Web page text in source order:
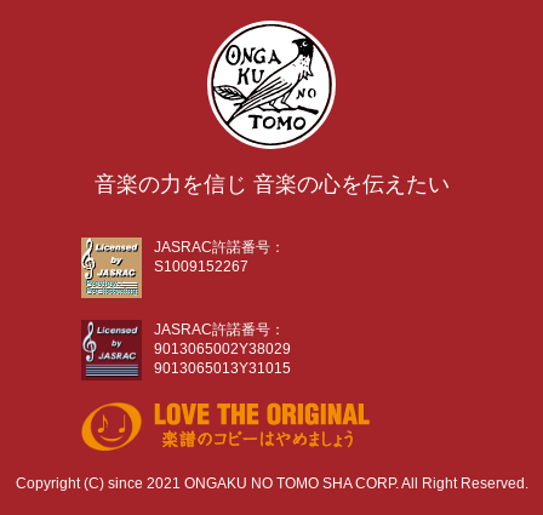
音楽の力を信じ 音楽の心を伝えたい
JASRAC許諾番号：
S1009152267
JASRAC許諾番号：
9013065002Y38029
9013065013Y31015
Copyright (C) since 2021 ONGAKU NO TOMO SHA CORP. All Right Reserved.